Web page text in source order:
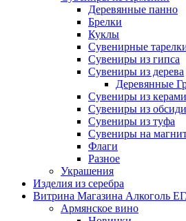
Деревянные панно
Брелки
Куклы
Сувенирные
Сувениры из гипса
Сувениры из дерева
Деревянные
Сувениры из
Сувениры из
Сувениры из туфа
Сувениры на
Флаги
Разное
Украшения
Изделия из серебра
Витрина Магазина Алкоголь
Армянское вино